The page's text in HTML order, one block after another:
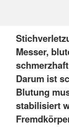
Messer,
Darum ist
Blutung
stabilisiert